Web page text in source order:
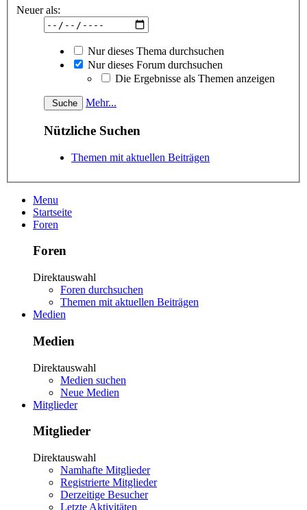
Neuer als:
Nur dieses Thema durchsuchen
Nur dieses Forum durchsuchen
Die Ergebnisse als Themen anzeigen
Mehr...
Nützliche Suchen
Themen mit aktuellen Beiträgen
Menu
Startseite
Foren
Foren
Direktauswahl
Foren durchsuchen
Themen mit aktuellen Beiträgen
Medien
Medien
Direktauswahl
Medien suchen
Neue Medien
Mitglieder
Mitglieder
Direktauswahl
Namhafte Mitglieder
Registrierte Mitglieder
Derzeitige Besucher
Letzte Aktivitäten